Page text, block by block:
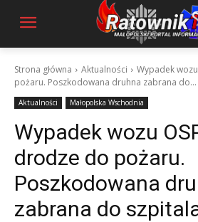
Strona główna Aktualności
Wypadek
pożaru. Poszkodowana druhna zabrana do...
Aktualności Małopolska Wschodnia
Wypadek wozu
drodze do pożaru.
Poszkodowana
zabrana do